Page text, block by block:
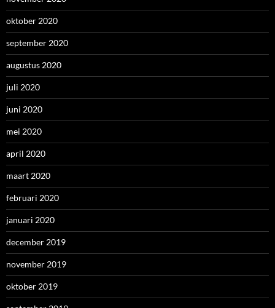
oktober 2020
september 2020
augustus 2020
juli 2020
juni 2020
mei 2020
april 2020
maart 2020
februari 2020
januari 2020
december 2019
november 2019
oktober 2019